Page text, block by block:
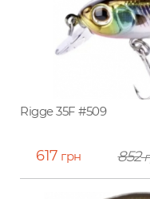
Rigge 35F #509
617 грн 852